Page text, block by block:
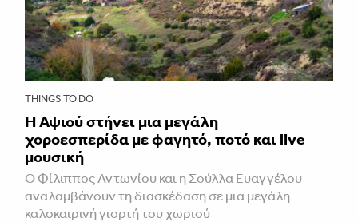
THINGS TO DO
Η Αψιού στήνει μια μεγάλη
χοροεσπερίδα με φαγητό, ποτό και live
μουσική
Ο Φίλιππος Αντωνίου και η Σούλλα Ευαγγέλου
αναλαμβάνουν τη διασκέδαση σε μια μεγάλη
καλοκαιρινή γιορτή του χωριού